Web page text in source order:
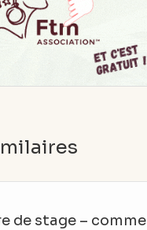
de stage –